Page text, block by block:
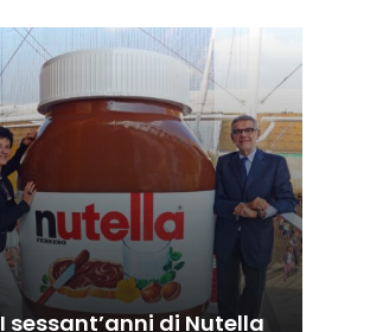
I sessant’anni di Nutella